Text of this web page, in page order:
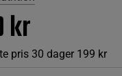
kr
pris 30 dager 199 kr